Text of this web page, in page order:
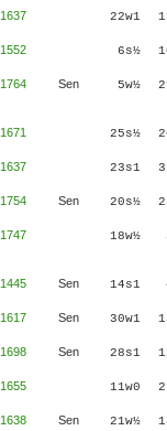
1637 22w1
1552 6s½
1764 Sen 5w½
1671 25s½
1637 23s1
1754 Sen 20s½
1747 18w½
1445 Sen 14s1
1617 Sen 30w1
1698 Sen 28s1
1655 11w0
1638 Sen 21w½